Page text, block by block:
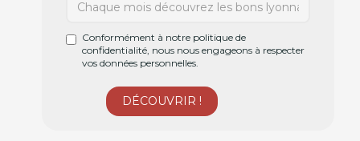
Conformément à notre politique de
confidentialité, nous nous engageons à respecter
vos données personnelles.